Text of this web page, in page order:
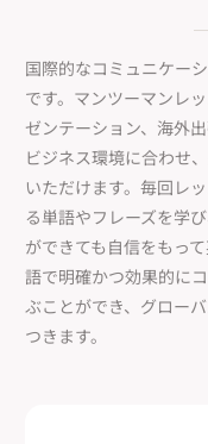
国際的なコミュニケー
です。マンツーマンレ
ゼンテーション、海外
ビジネス環境に合わせ
いただけます。毎回レ
る単語やフレーズを学
ができても自信をもっ
語で明確かつ効果的に
ぶことができ、グロー
つきます。